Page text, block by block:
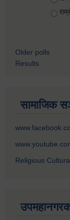
Older polls
Results
सामाजिक
Religious